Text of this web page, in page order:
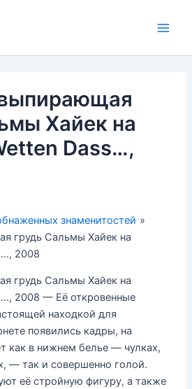
Хайек на
Dass…,
знаменитостей
грудь Сальмы Хайек на
2008
грудь Сальмы Хайек на
2008 — Её откровенные
находкой для
появились кадры, на
как в нижнем белье — чулках,
— так и совершенно голой.
её стройную фигуру, а также